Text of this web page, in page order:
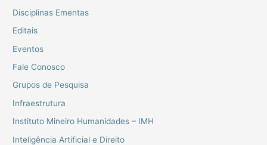
Disciplinas Ementas
Editais
Eventos
Fale Conosco
Grupos de Pesquisa
Infraestrutura
Instituto Mineiro Humanidades – IMH
Inteligência Artificial e Direito